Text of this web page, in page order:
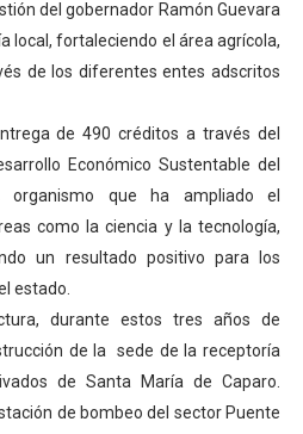
plan de bacheo en el sector La
el taller vacacional de
la Semana Mundial de la
Ríe 2026" brinda
Venezuela Renace en el
del gobernador Ramón Guevara
local, fortaleciendo el área agrícola,
de los diferentes entes adscritos
de 490 créditos a través del
Económico Sustentable del
organismo que ha ampliado el
como la ciencia y la tecnología,
un resultado positivo para los
estado.
durante estos tres años de
de la sede de la receptoría
de Santa María de Caparo.
de bombeo del sector Puente